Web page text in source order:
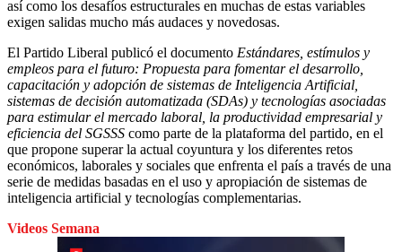
así como los desafíos estructurales en muchas de estas variables
exigen salidas mucho más audaces y novedosas.
El Partido Liberal publicó el documento Estándares, estímulos y
empleos para el futuro: Propuesta para fomentar el desarrollo,
capacitación y adopción de sistemas de Inteligencia Artificial,
sistemas de decisión automatizada (SDAs) y tecnologías asociadas
para estimular el mercado laboral, la productividad empresarial y
eficiencia del SGSSS como parte de la plataforma del partido, en el
que propone superar la actual coyuntura y los diferentes retos
económicos, laborales y sociales que enfrenta el país a través de una
serie de medidas basadas en el uso y apropiación de sistemas de
inteligencia artificial y tecnologías complementarias.
Videos Semana